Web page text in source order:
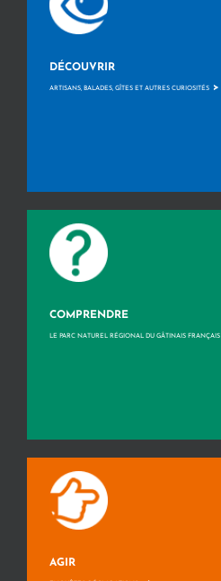
DÉCOUVRIR
ARTISANS, BALADES, GÎTES ET AUTRES CURIOSITÉS >
COMPRENDRE
LE PARC NATUREL RÉGIONAL DU GÂTINAIS FRANÇAIS
AGIR